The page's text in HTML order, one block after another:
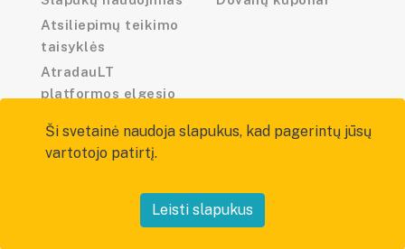
Atsiliepimų teikimo
taisyklės
AtradauLT
platformos elgesio
Visos teisės saugomos — atradau.lt
Ši svetainė naudoja slapukus, kad pagerintų jūsų
vartotojo patirtį.
Leisti slapukus